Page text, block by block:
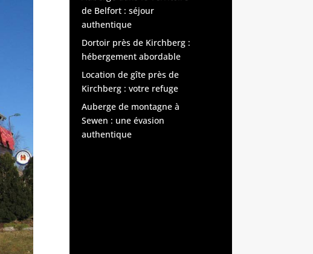
de Belfort : séjour
authentique
Dortoir près de Kirchberg :
hébergement abordable
Location de gîte près de
Kirchberg : votre refuge
Auberge de montagne à
Sewen : une évasion
authentique